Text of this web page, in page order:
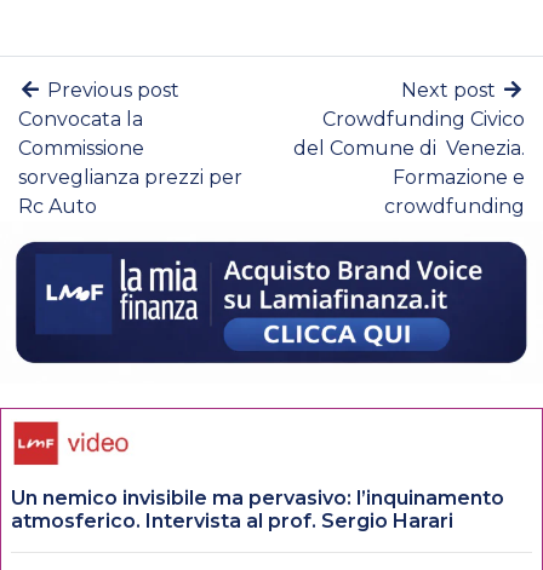
Previous post
Convocata la
Commissione
sorveglianza prezzi per
Rc Auto
Next post
Crowdfunding Civico
del Comune di Venezia.
Formazione e
crowdfunding
Un nemico invisibile ma pervasivo: l’inquinamento
atmosferico. Intervista al prof. Sergio Harari